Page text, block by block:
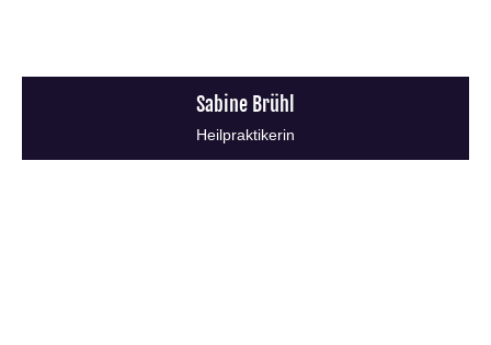
Sabine Brühl
Heilpraktikerin